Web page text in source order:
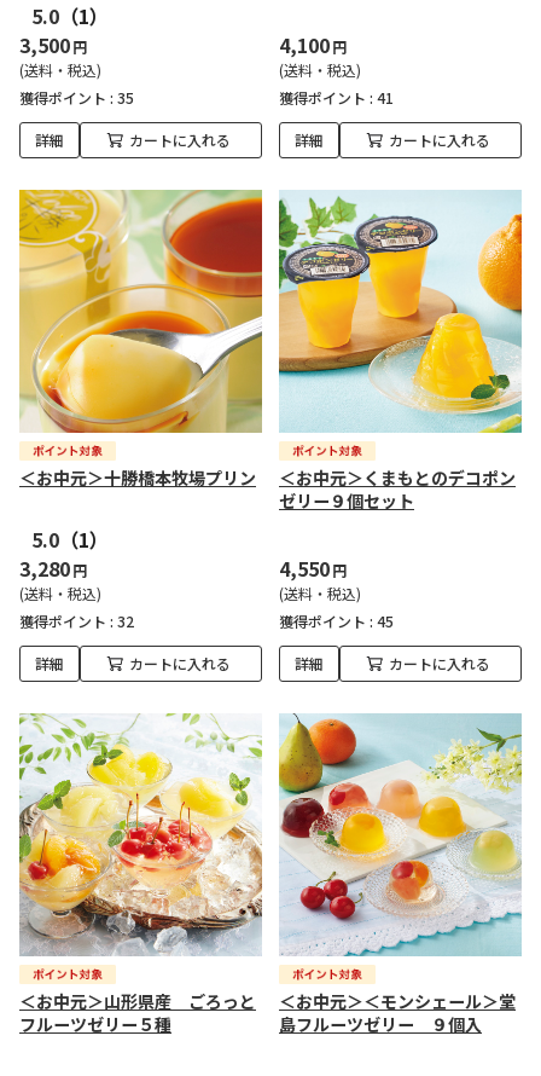
5.0 （1）
3,500円
(送料・税込)
獲得ポイント : 35
詳細 カートに入れる
4,100円
(送料・税込)
獲得ポイント : 41
詳細 カートに入れる
＜お中元＞十勝橋本牧場プリン
5.0 （1）
3,280円
(送料・税込)
獲得ポイント : 32
詳細 カートに入れる
＜お中元＞くまもとのデコポン
ゼリー９個セット
4,550円
(送料・税込)
獲得ポイント : 45
詳細 カートに入れる
＜お中元＞山形県産 ごろっと
フルーツゼリー５種
＜お中元＞＜モンシェール＞堂
島フルーツゼリー ９個入